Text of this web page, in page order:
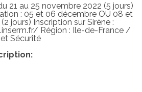
21 au 25 novembre 2022 (5 jours)
: 05 et 06 décembre OU 08 et
jours) Inscription sur Sirène :
Région : Ile-de-France /
Sécurité